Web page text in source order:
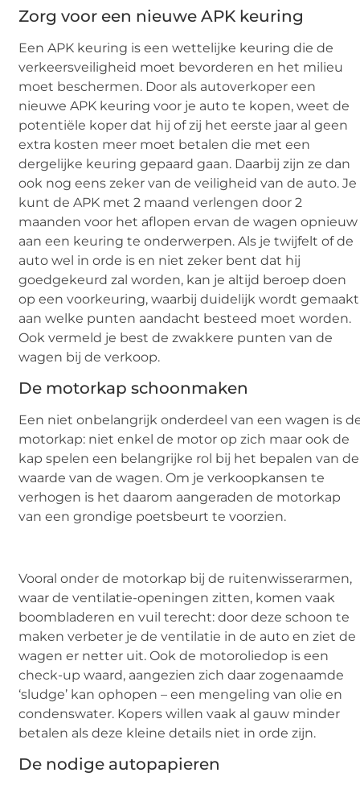
Zorg voor een nieuwe APK keuring
Een APK keuring is een wettelijke keuring die de
verkeersveiligheid moet bevorderen en het milieu
moet beschermen. Door als autoverkoper een
nieuwe APK keuring voor je auto te kopen, weet de
potentiële koper dat hij of zij het eerste jaar al geen
extra kosten meer moet betalen die met een
dergelijke keuring gepaard gaan. Daarbij zijn ze dan
ook nog eens zeker van de veiligheid van de auto. Je
kunt de APK met 2 maand verlengen door 2
maanden voor het aflopen ervan de wagen opnieuw
aan een keuring te onderwerpen. Als je twijfelt of de
auto wel in orde is en niet zeker bent dat hij
goedgekeurd zal worden, kan je altijd beroep doen
op een voorkeuring, waarbij duidelijk wordt gemaakt
aan welke punten aandacht besteed moet worden.
Ook vermeld je best de zwakkere punten van de
wagen bij de verkoop.
De motorkap schoonmaken
Een niet onbelangrijk onderdeel van een wagen is
motorkap: niet enkel de motor op zich maar ook de
kap spelen een belangrijke rol bij het bepalen van de
waarde van de wagen. Om je verkoopkansen te
verhogen is het daarom aangeraden de motorkap
van een grondige poetsbeurt te voorzien.
Vooral onder de motorkap bij de ruitenwisserarmen,
waar de ventilatie-openingen zitten, komen vaak
boombladeren en vuil terecht: door deze schoon te
maken verbeter je de ventilatie in de auto en ziet de
wagen er netter uit. Ook de motoroliedop is een
check-up waard, aangezien zich daar zogenaamde
‘sludge’ kan ophopen – een mengeling van olie en
condenswater. Kopers willen vaak al gauw minder
betalen als deze kleine details niet in orde zijn.
De nodige autopapieren